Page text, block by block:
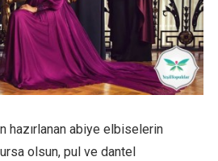
hazırlanan abiye elbiselerin
olsun, pul ve dantel